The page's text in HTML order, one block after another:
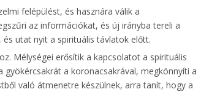
felépülést, és hasznára válik a
az információkat, és új irányba tereli a
utat nyit a spirituális távlatok előtt.
Mélységei erősítik a kapcsolatot a spirituális
a koronacsakrával, megkönnyíti a
való átmenetre készülnek, arra tanít, hogy a